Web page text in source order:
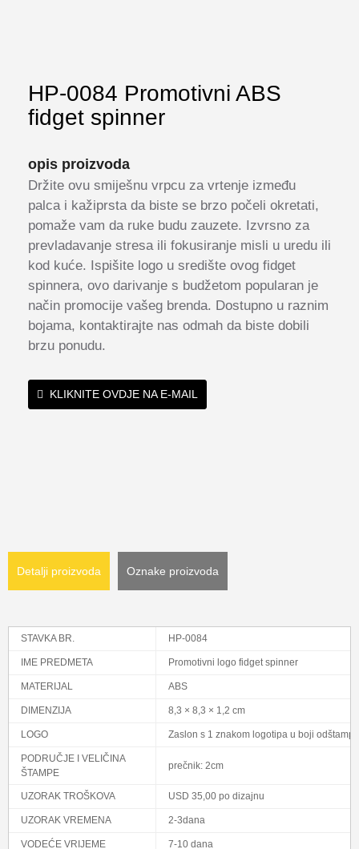
HP-0084 Promotivni ABS
fidget spinner
opis proizvoda
Držite ovu smiješnu vrpcu za vrtenje između
palca i kažiprsta da biste se brzo počeli okretati,
pomaže vam da ruke budu zauzete. Izvrsno za
prevladavanje stresa ili fokusiranje misli u uredu ili
kod kuće. Ispišite logo u središte ovog fidget
spinnera, ovo darivanje s budžetom popularan je
način promocije vašeg brenda. Dostupno u raznim
bojama, kontaktirajte nas odmah da biste dobili
brzu ponudu.
KLIKNITE OVDJE NA E-MAIL
Detalji proizvoda Oznake proizvoda
STAVKA BR. HP-0084
IME PREDMETA Promotivni logo fidget spinner
MATERIJAL ABS
DIMENZIJA 8,3 × 8,3 × 1,2 cm
LOGO Zaslon s 1 znakom logotipa u boji
PODRUČJE I VELIČINA
ŠTAMPE
prečnik: 2cm
UZORAK TROŠKOVA USD 35,00 po dizajnu
UZORAK VREMENA 2-3dana
VODEĆE VRIJEME 7-10 dana